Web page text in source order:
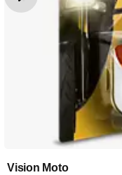
Vision Moto